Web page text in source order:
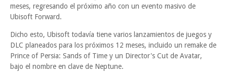
meses, regresando el próximo año con un evento masivo de
Ubisoft Forward.
Dicho esto, Ubisoft todavía tiene varios lanzamientos de juegos y
DLC planeados para los próximos 12 meses, incluido un remake de
Prince of Persia: Sands of Time y un Director's Cut de Avatar,
bajo el nombre en clave de Neptune.